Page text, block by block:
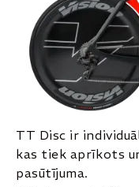
TT Disc ir
kas tiek aprīkots
pasūtījuma.